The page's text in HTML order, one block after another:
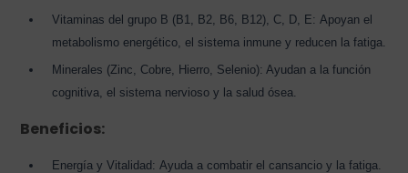
Vitaminas del grupo B (B1, B2, B6, B12), C, D, E: Apoyan el
metabolismo energético, el sistema inmune y reducen la fatiga.
Minerales (Zinc, Cobre, Hierro, Selenio): Ayudan a la función
cognitiva, el sistema nervioso y la salud ósea.
Beneficios:
Energía y Vitalidad: Ayuda a combatir el cansancio y la fatiga.